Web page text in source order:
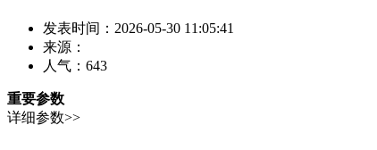
发表时间：2026-05-30 11:05:41
来源：
人气： 643
重要参数
详细参数>>